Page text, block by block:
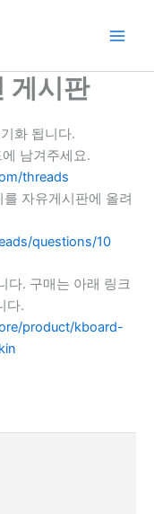
게시판
화 됩니다.
남겨주세요.
threads
자유게시판에 올려
questions/10
다. 구매는 아래 링크
다.
product/kboard-